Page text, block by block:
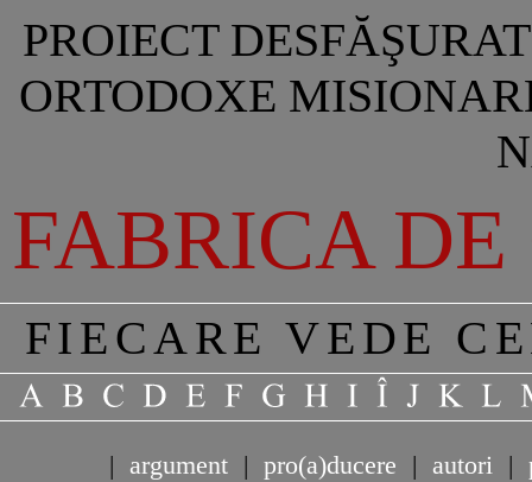
PROIECT
ORTODOXE
FABRICA
FIECARE VEDE
| argument | pro(a)ducere | autori |